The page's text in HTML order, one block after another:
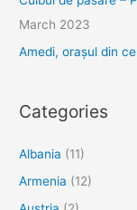
March 2023
Amedi, orașul din
Categories
Albania (11)
Armenia (12)